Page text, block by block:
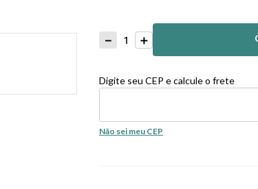
＋
－
Comprar
Digite seu CEP e calcule o frete
Não sei meu CEP